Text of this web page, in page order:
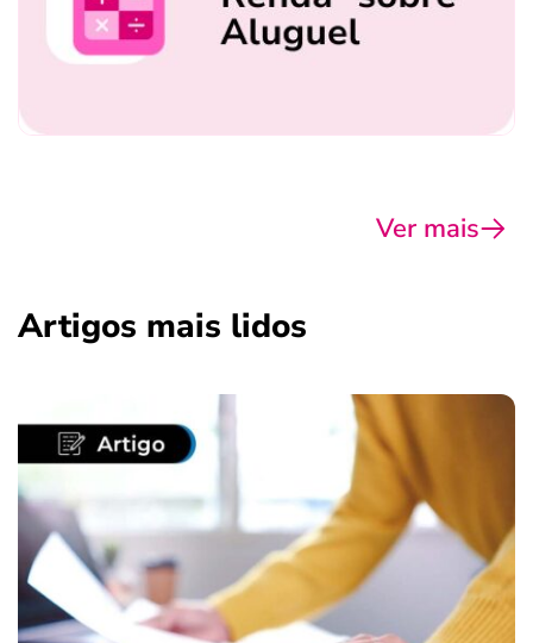
Ver mais
Artigos mais lidos